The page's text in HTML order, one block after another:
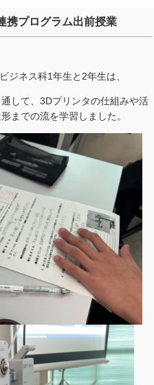
携プログラム出前授業
ジネス科1年生と2年生は、
して、 3Dプリンタの仕組みや活
までの流を学習しました。